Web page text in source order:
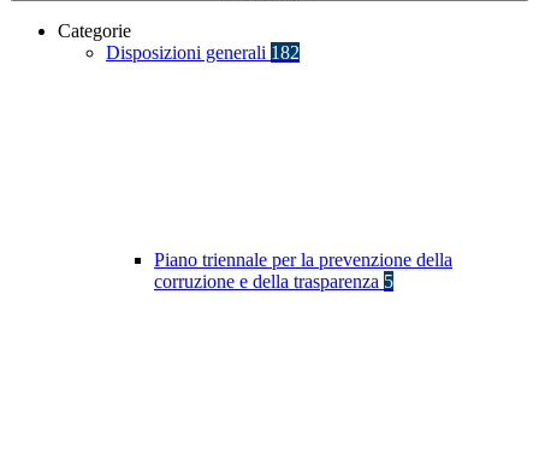
Categorie
Disposizioni generali 182
Piano triennale per la prevenzione della
corruzione e della trasparenza 5